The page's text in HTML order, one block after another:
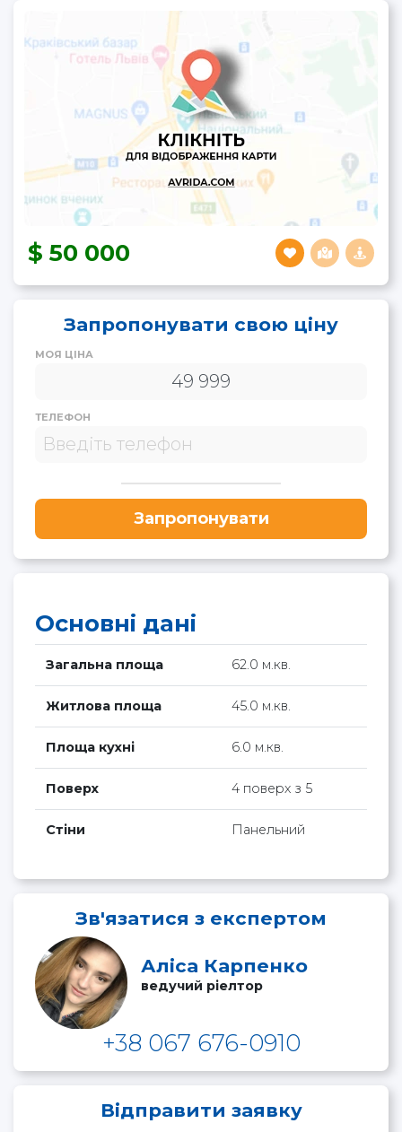
50 000
Запропонувати свою ціну
МОЯ ЦІНА
ТЕЛЕФОН
Запропонувати
Основні дані
Загальна площа 62.0 м.кв.
Житлова площа 45.0 м.кв.
Площа кухні 6.0 м.кв.
Поверх 4 поверх з 5
Стіни Панельний
Зв'язатися з експертом
Аліса Карпенко
ведучий ріелтор
+38 067 676-0910
Відправити заявку